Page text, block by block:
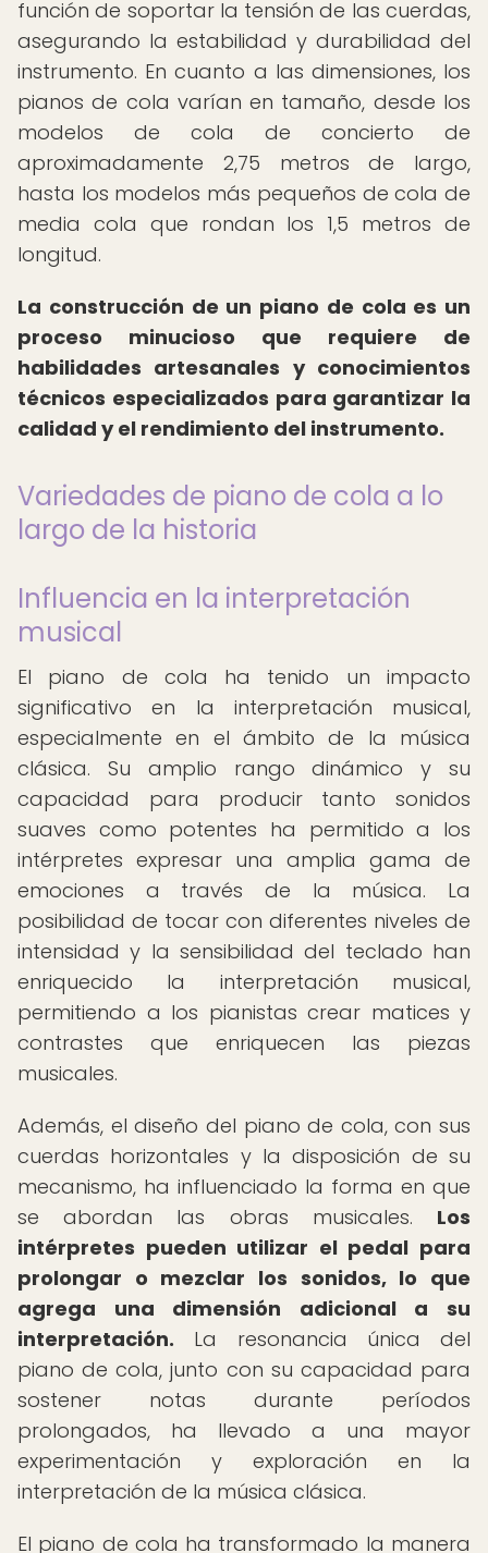
función de soportar la tensión de las cuerdas,
asegurando la estabilidad y durabilidad del
instrumento. En cuanto a las dimensiones, los
pianos de cola varían en tamaño, desde los
modelos de cola de concierto de
aproximadamente 2,75 metros de largo,
hasta los modelos más pequeños de cola de
media cola que rondan los 1,5 metros de
longitud.
La construcción de un piano de cola es un
proceso minucioso que requiere de
habilidades artesanales y conocimientos
técnicos especializados para garantizar la
calidad y el rendimiento del instrumento.
Variedades de piano de cola a lo
largo de la historia
Influencia en la interpretación
musical
El piano de cola ha tenido un impacto
significativo en la interpretación musical,
especialmente en el ámbito de la música
clásica. Su amplio rango dinámico y su
capacidad para producir tanto sonidos
suaves como potentes ha permitido a los
intérpretes expresar una amplia gama de
emociones a través de la música. La
posibilidad de tocar con diferentes niveles de
intensidad y la sensibilidad del teclado han
enriquecido la interpretación musical,
permitiendo a los pianistas crear matices y
contrastes que enriquecen las piezas
musicales.
Además, el diseño del piano de cola, con sus
cuerdas horizontales y la disposición de su
mecanismo, ha influenciado la forma en que
se abordan las obras musicales. Los
intérpretes pueden utilizar el pedal para
prolongar o mezclar los sonidos, lo que
agrega una dimensión adicional a su
interpretación. La resonancia única del
piano de cola, junto con su capacidad para
sostener notas durante períodos
prolongados, ha llevado a una mayor
experimentación y exploración en la
interpretación de la música clásica.
El piano de cola ha transformado la manera